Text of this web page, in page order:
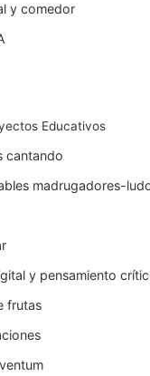
y comedor
Educativos
cantando
madrugadores-
y pensamiento
frutas